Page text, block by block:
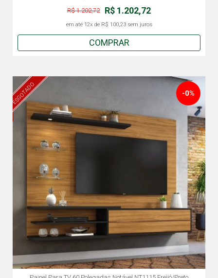
R$ 1.202,72
R$ 1.202,72
em até 12x de R$ 100,23sem juros
COMPRAR
ESGOTADO -0%